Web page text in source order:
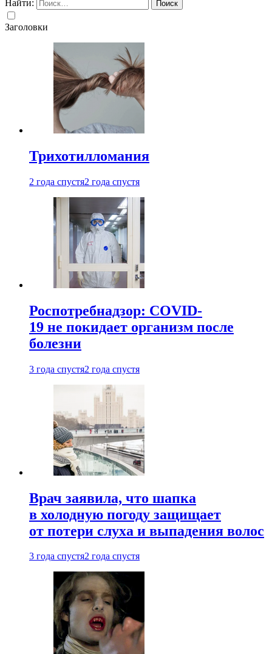
Найти:
Заголовки
Трихотилломания
2 года спустя2 года спустя
Роспотребнадзор: COVID-
19 не покидает организм после
болезни
3 года спустя2 года спустя
Врач заявила, что шапка
в холодную погоду защищает
от потери слуха и выпадения волос
3 года спустя2 года спустя